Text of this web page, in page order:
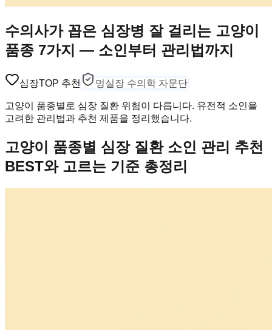
수의사가 꼽은 심장병 잘 걸리는 고양이
품종 7가지 — 소인부터 관리법까지
심장TOP 추천 멍실장 수의학 자문단
고양이 품종별로 심장 질환 위험이 다릅니다. 유전적 소인을
고려한 관리법과 추천 제품을 정리했습니다.
고양이 품종별 심장 질환 소인 관리 추천
BEST와 고르는 기준 총정리